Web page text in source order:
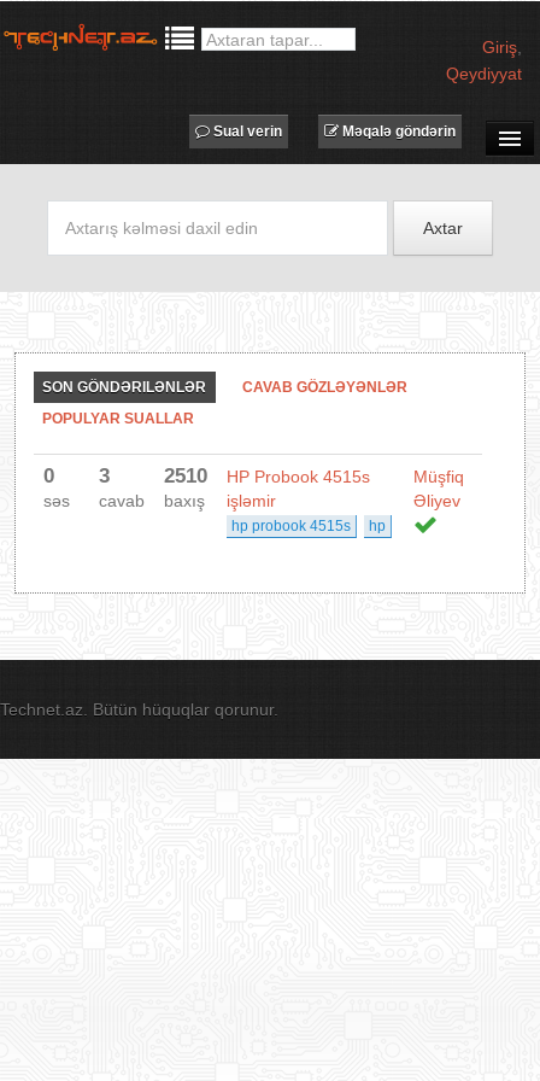
Giriş
Qeydiyyat
MƏQALƏLƏR
İŞ ELANLARI
IT LÜĞƏT
Məqalə göndərin
Sual verin
Axtar
SON GÖNDƏRILƏNLƏR
CAVAB GÖZLƏYƏNLƏR
POPULYAR SUALLAR
0
səs
3
cavab
2510
baxış
HP Probook 4515s
işləmir
hp probook 4515s hp
Müşfiq
Əliyev
Technet.az. Bütün hüquqlar qorunur.